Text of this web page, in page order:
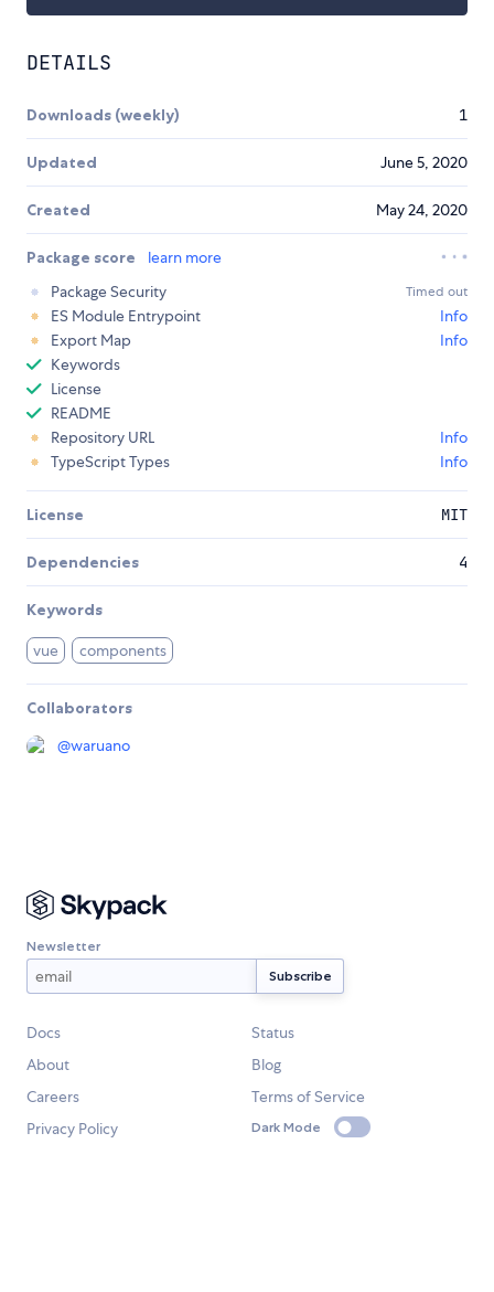
DETAILS
Downloads (weekly) 1
Updated June 5, 2020
Created May 24, 2020
Package score
learn more
Package Security
Timed out
ES Module Entrypoint
Info
Export Map
Info
Keywords
License
README
Repository URL
Info
TypeScript Types
Info
License MIT
Dependencies 4
Keywords
vue components
Collaborators
@waruano
Newsletter
Docs
Status
About
Blog
Careers
Terms of Service
Privacy Policy
Dark Mode